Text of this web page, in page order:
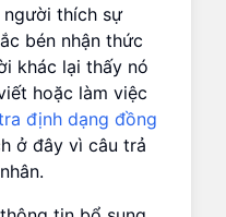
thích sự
bén nhận thức
khác lại thấy nó
hoặc làm việc
định dạng đồng
ở đây vì câu trả